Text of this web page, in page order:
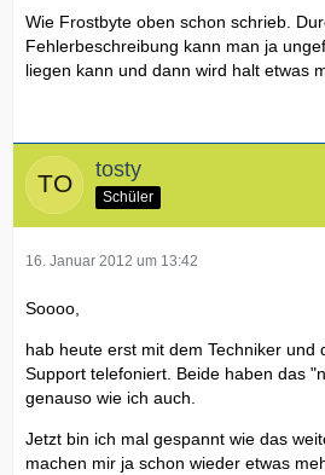
Wie Frostbyte oben schon schrieb.
Fehlerbeschreibung kann man ja
liegen kann und dann wird halt etwas
tosty
Schüler
16. Januar 2012 um 13:42
Soooo,
hab heute erst mit dem Techniker und
Support telefoniert. Beide haben das
genauso wie ich auch.
Jetzt bin ich mal gespannt wie das
machen mir ja schon wieder etwas